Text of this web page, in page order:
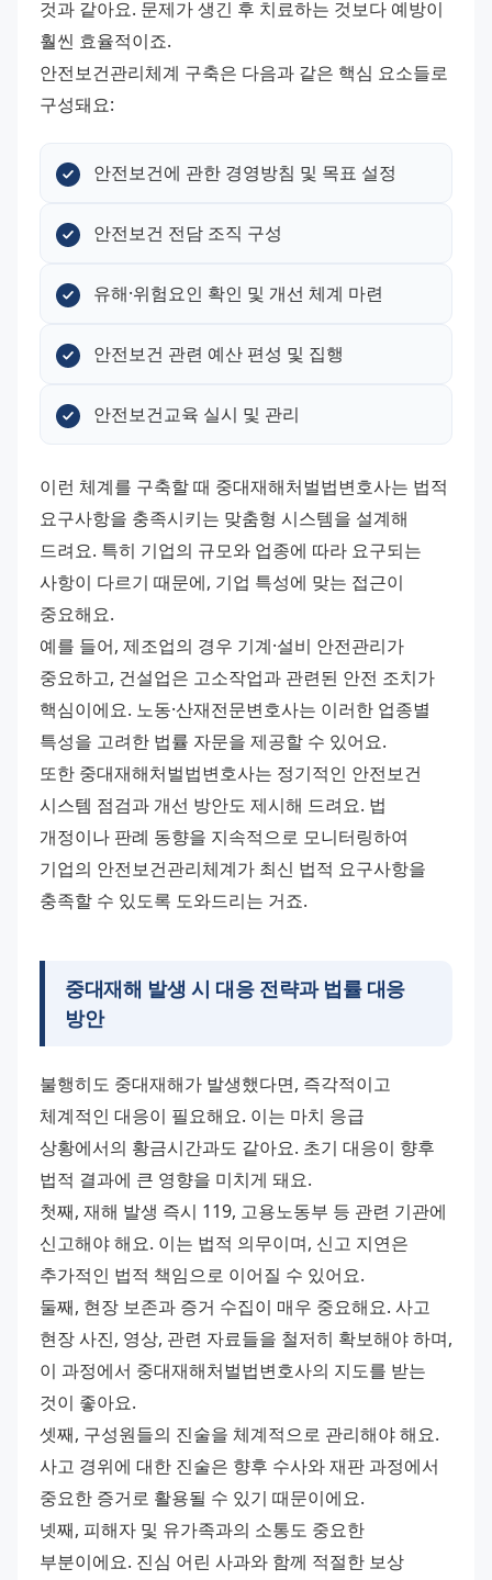
것과 같아요. 문제가 생긴 후 치료하는 것보다 예방이
훨씬 효율적이죠.
안전보건관리체계 구축은 다음과 같은 핵심 요소들로
구성돼요:
안전보건에 관한 경영방침 및 목표 설정
안전보건 전담 조직 구성
유해·위험요인 확인 및 개선 체계 마련
안전보건 관련 예산 편성 및 집행
안전보건교육 실시 및 관리
이런 체계를 구축할 때 중대재해처벌법변호사는 법적
요구사항을 충족시키는 맞춤형 시스템을 설계해
드려요. 특히 기업의 규모와 업종에 따라 요구되는
사항이 다르기 때문에, 기업 특성에 맞는 접근이
중요해요.
예를 들어, 제조업의 경우 기계·설비 안전관리가
중요하고, 건설업은 고소작업과 관련된 안전 조치가
핵심이에요. 노동·산재전문변호사는 이러한 업종별
특성을 고려한 법률 자문을 제공할 수 있어요.
또한 중대재해처벌법변호사는 정기적인 안전보건
시스템 점검과 개선 방안도 제시해 드려요. 법
개정이나 판례 동향을 지속적으로 모니터링하여
기업의 안전보건관리체계가 최신 법적 요구사항을
충족할 수 있도록 도와드리는 거죠.
중대재해 발생 시 대응 전략과 법률 대응
방안
불행히도 중대재해가 발생했다면, 즉각적이고
체계적인 대응이 필요해요. 이는 마치 응급
상황에서의 황금시간과도 같아요. 초기 대응이 향후
법적 결과에 큰 영향을 미치게 돼요.
첫째, 재해 발생 즉시 119, 고용노동부 등 관련 기관에
신고해야 해요. 이는 법적 의무이며, 신고 지연은
추가적인 법적 책임으로 이어질 수 있어요.
둘째, 현장 보존과 증거 수집이 매우 중요해요. 사고
현장 사진, 영상, 관련 자료들을 철저히 확보해야 하며,
이 과정에서 중대재해처벌법변호사의 지도를 받는
것이 좋아요.
셋째, 구성원들의 진술을 체계적으로 관리해야 해요.
사고 경위에 대한 진술은 향후 수사와 재판 과정에서
중요한 증거로 활용될 수 있기 때문이에요.
넷째, 피해자 및 유가족과의 소통도 중요한
부분이에요. 진심 어린 사과와 함께 적절한 보상